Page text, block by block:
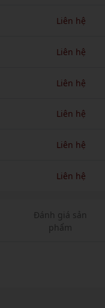
Liên hệ
Liên hệ
Liên hệ
Liên hệ
Liên hệ
Liên hệ
Đánh giá sản
phẩm